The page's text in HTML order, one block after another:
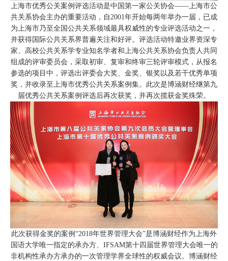
上海市优秀公关案例评选活动是中国第一家公关协会——上海市公
共关系协会主办的重要活动，自2001年开始每两年举办一届，已成
为上海市乃至全国公共关系领域最具权威性的专业评选活动之一，
并获得国际公共关系界普遍关注和好评。评选活动特邀业界资深专
家、高校公共关系学专业知名学者和上海公共关系协会负责人共同
组成的评审委员会，采取初审、复审和终审三轮评审模式，从报名
参选的项目中，评选出评委会大奖、金奖、银奖以及若干优秀单项
奖，并收录至上海市优秀公共关系案例集。此次是博涵财经继第九
届优秀公共关系案例评选后再次获奖，并再次揽获金奖殊荣。
此次获得金奖的案例“2018年世界管理大会”是博涵财经作为上海外
国语大学唯一指定的承办方、IFSAM第十四届世界管理大会唯一的
非机构性承办方承办的一次管理学界全球性的权威会议。博涵财经